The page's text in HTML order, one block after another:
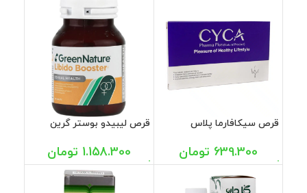
قرص سیکافارما پلاس
عددی639.300 تومان
قرص لیبیدو بوستر گرین
1.158.300 تومان